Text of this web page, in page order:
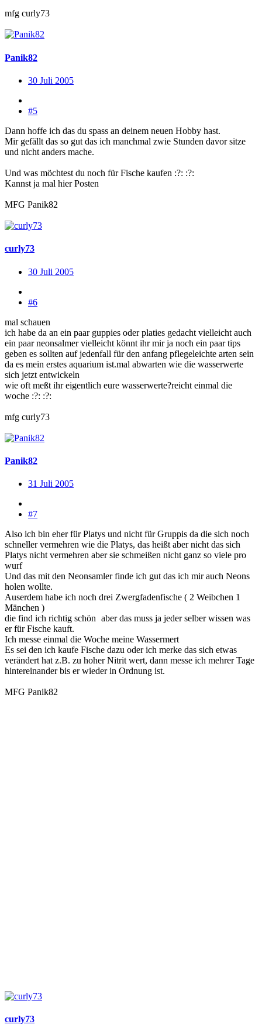
mfg curly73
Panik82
30 Juli 2005
#5
Dann hoffe ich das du spass an deinem neuen Hobby hast.
Mir gefällt das so gut das ich manchmal zwie Stunden davor sitze
und nicht anders mache.
Und was möchtest du noch für Fische kaufen :?: :?:
Kannst ja mal hier Posten
MFG Panik82
curly73
30 Juli 2005
#6
mal schauen
ich habe da an ein paar guppies oder platies gedacht vielleicht auch
ein paar neonsalmer vielleicht könnt ihr mir ja noch ein paar tips
geben es sollten auf jedenfall für den anfang pflegeleichte arten sein
da es mein erstes aquarium ist.mal abwarten wie die wasserwerte
sich jetzt entwickeln
wie oft meßt ihr eigentlich eure wasserwerte?reicht einmal die
woche :?: :?:
mfg curly73
Panik82
31 Juli 2005
#7
Also ich bin eher für Platys und nicht für Gruppis da die sich noch
schneller vermehren wie die Platys, das heißt aber nicht das sich
Platys nicht vermehren aber sie schmeißen nicht ganz so viele pro
wurf
Und das mit den Neonsamler finde ich gut das ich mir auch Neons
holen wollte.
Auserdem habe ich noch drei Zwergfadenfische ( 2 Weibchen 1
Mänchen )
die find ich richtig schön aber das muss ja jeder selber wissen was
er für Fische kauft.
Ich messe einmal die Woche meine Wassermert
Es sei den ich kaufe Fische dazu oder ich merke das sich etwas
verändert hat z.B. zu hoher Nitrit wert, dann messe ich mehrer Tage
hintereinander bis er wieder in Ordnung ist.
MFG Panik82
curly73